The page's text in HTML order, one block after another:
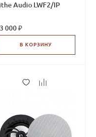
Audio LWF2/IP
000 ₽
В КОРЗИНУ